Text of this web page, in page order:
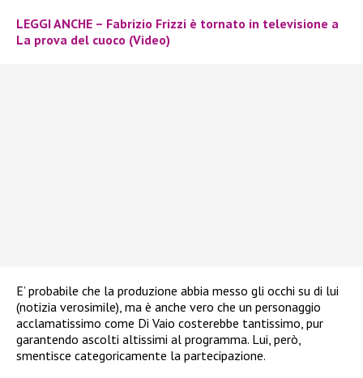
LEGGI ANCHE – Fabrizio Frizzi è tornato in televisione a
La prova del cuoco (Video)
E’ probabile che la produzione abbia messo gli occhi su di lui
(notizia verosimile), ma è anche vero che un personaggio
acclamatissimo come Di Vaio costerebbe tantissimo, pur
garantendo ascolti altissimi al programma. Lui, però,
smentisce categoricamente la partecipazione.